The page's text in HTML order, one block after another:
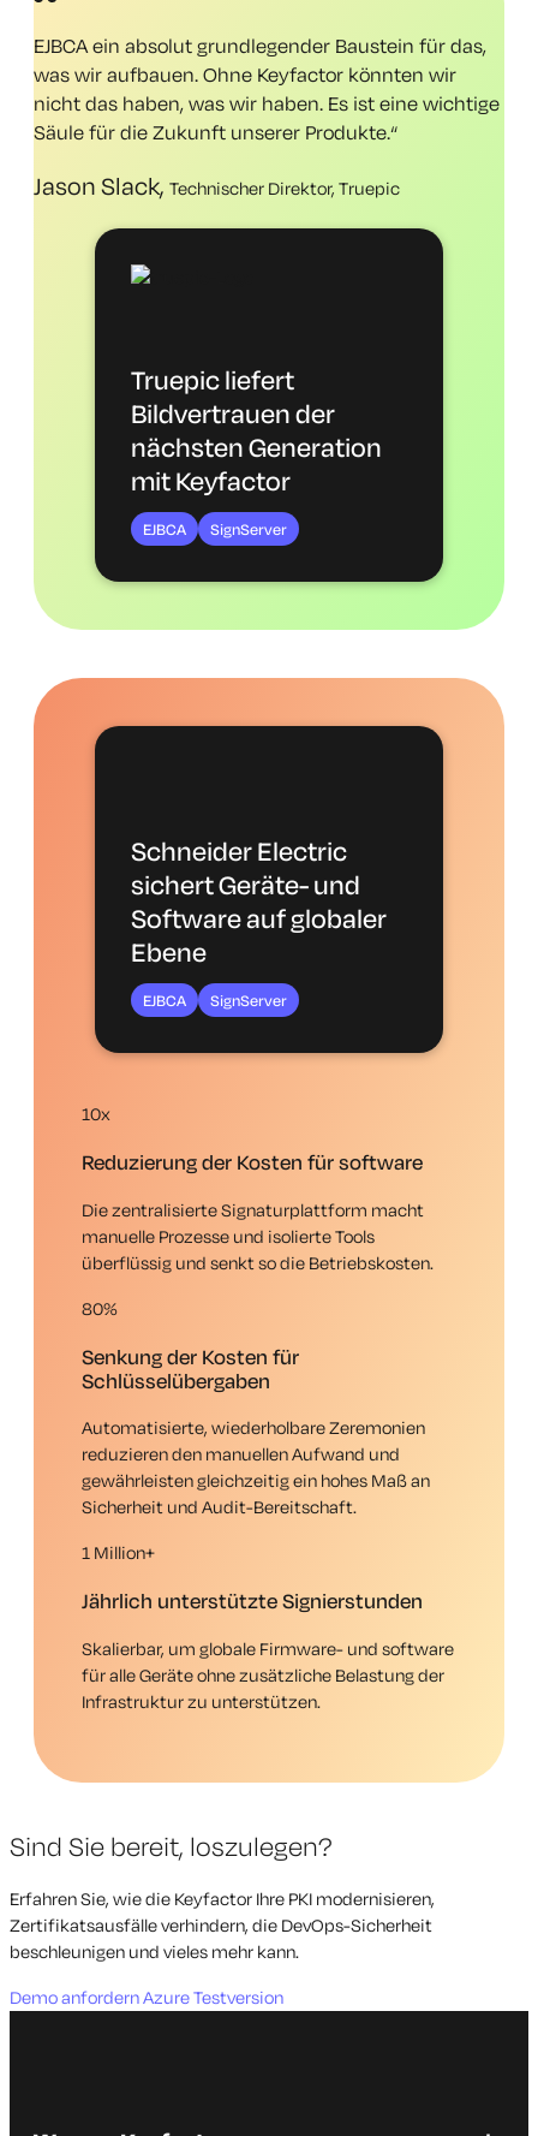
EJBCA ein absolut grundlegender Baustein für das,
was wir aufbauen. Ohne Keyfactor könnten wir
nicht das haben, was wir haben. Es ist eine wichtige
Säule für die Zukunft unserer Produkte.“
Jason Slack, Technischer Direktor, Truepic
Truepic liefert
Bildvertrauen der
nächsten Generation
mit Keyfactor
EJBCA SignServer
Schneider Electric
sichert Geräte- und
Software auf globaler
Ebene
EJBCA SignServer
10x
Reduzierung der Kosten für software
Die zentralisierte Signaturplattform macht
manuelle Prozesse und isolierte Tools
überflüssig und senkt so die Betriebskosten.
80%
Senkung der Kosten für
Schlüsselübergaben
Automatisierte, wiederholbare Zeremonien
reduzieren den manuellen Aufwand und
gewährleisten gleichzeitig ein hohes Maß an
Sicherheit und Audit-Bereitschaft.
1 Million+
Jährlich unterstützte Signierstunden
Skalierbar, um globale Firmware- und software
für alle Geräte ohne zusätzliche Belastung der
Infrastruktur zu unterstützen.
Sind Sie bereit, loszulegen?
Erfahren Sie, wie die Keyfactor Ihre PKI modernisieren,
Zertifikatsausfälle verhindern, die DevOps-Sicherheit
beschleunigen und vieles mehr kann.
Demo anfordernAzure Testversion